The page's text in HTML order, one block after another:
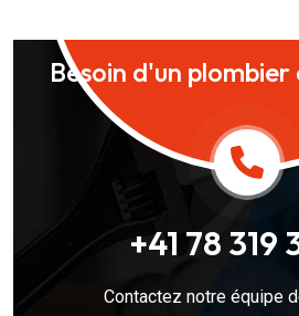
Besoin d'un plombier
+41 78 319
Contactez notre équipe